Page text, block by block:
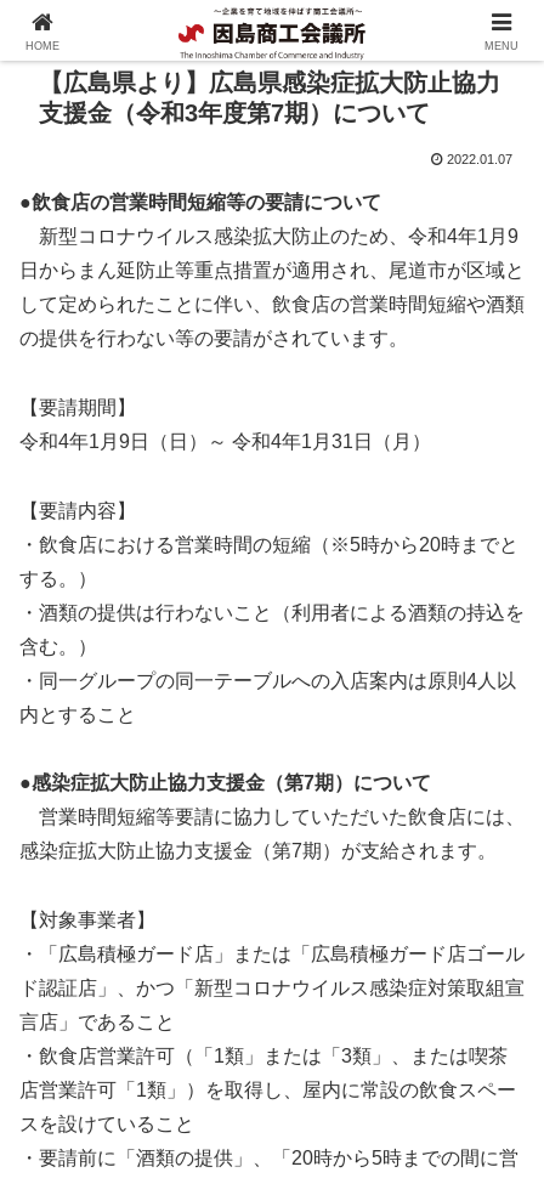
【広島県より】広島県感染症拡大防止協力
支援金（令和3年度第7期）について
2022.01.07
●飲食店の営業時間短縮等の要請について
新型コロナウイルス感染拡大防止のため、令和4年1月9
日からまん延防止等重点措置が適用され、尾道市が区域と
して定められたことに伴い、飲食店の営業時間短縮や酒類
の提供を行わない等の要請がされています。
【要請期間】
令和4年1月9日（日）～ 令和4年1月31日（月）
【要請内容】
・飲食店における営業時間の短縮（※5時から20時までと
する。）
・酒類の提供は行わないこと（利用者による酒類の持込を
含む。）
・同一グループの同一テーブルへの入店案内は原則4人以
内とすること
●感染症拡大防止協力支援金（第7期）について
営業時間短縮等要請に協力していただいた飲食店には、
感染症拡大防止協力支援金（第7期）が支給されます。
【対象事業者】
・「広島積極ガード店」または「広島積極ガード店ゴール
ド認証店」、かつ「新型コロナウイルス感染症対策取組宣
言店」であること
・飲食店営業許可（「1類」または「3類」、または喫茶
店営業許可「1類」）を取得し、屋内に常設の飲食スペー
スを設けていること
・要請前に「酒類の提供」、「20時から5時までの間に営
HOME MENU